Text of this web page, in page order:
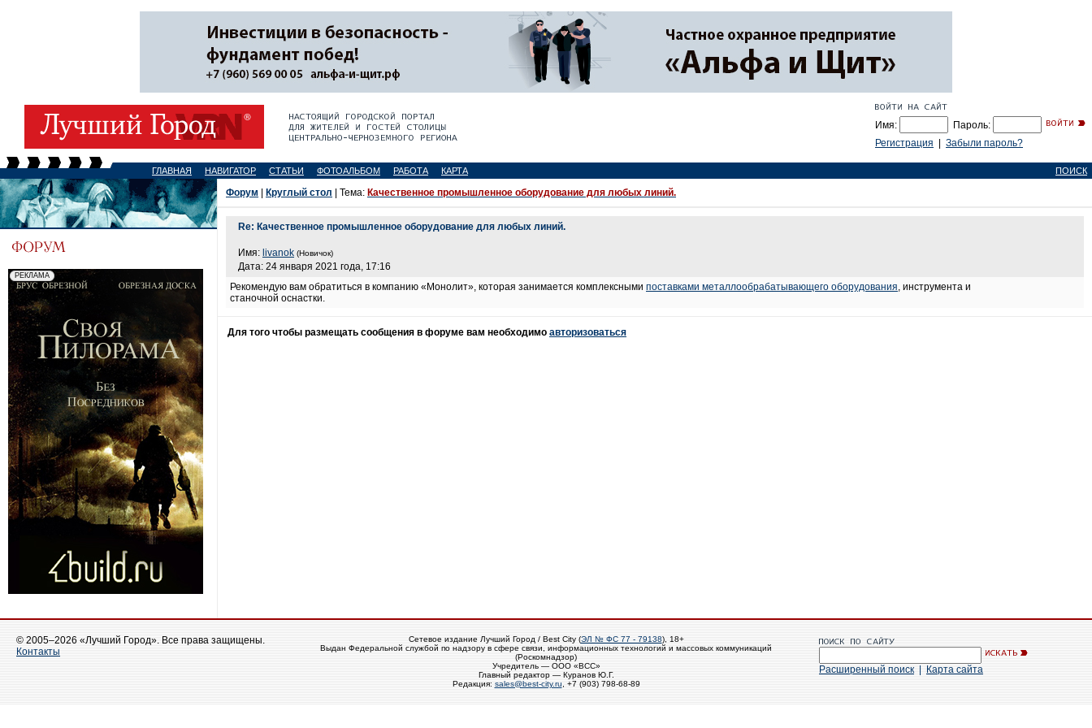
Имя:
Пароль:
Регистрация
Забыли пароль?
ГЛАВНАЯ НАВИГАТОР СТАТЬИ ФОТОАЛЬБОМ РАБОТА КАРТА ПОИСК
Форум Круглый стол | Тема: Качественное промышленное оборудование для любых линий.
Re: Качественное промышленное оборудование для любых линий.
Имя: livanok (Новичок)
Дата: 24 января 2021 года, 17:16
Рекомендую вам обратиться в компанию «Монолит», которая занимается комплексными поставками металлообрабатывающего оборудования, инструмента и
станочной оснастки.
Для того чтобы размещать сообщения в форуме вам необходимо авторизоваться
© 2005–2026 «Лучший Город». Все права защищены.
Контакты
Сетевое издание Лучший Город / Best City (ЭЛ № ФС 77 - 79138), 18+
Выдан Федеральной службой по надзору в сфере связи, информационных технологий и массовых коммуникаций
(Роскомнадзор)
Учредитель — ООО «ВСС»
Главный редактор — Куранов Ю.Г.
Редакция: sales@best-city.ru , +7 (903) 798-68-89
Расширенный поиск Карта сайта